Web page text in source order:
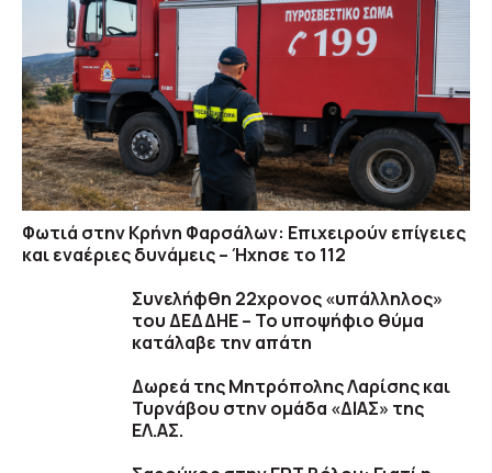
Φωτιά στην Κρήνη Φαρσάλων: Επιχειρούν επίγειες
και εναέριες δυνάμεις – Ήχησε το 112
Συνελήφθη 22χρονος «υπάλληλος»
του ΔΕΔΔΗΕ – Το υποψήφιο θύμα
κατάλαβε την απάτη
Δωρεά της Μητρόπολης Λαρίσης και
Τυρνάβου στην ομάδα «ΔΙΑΣ» της
ΕΛ.ΑΣ.